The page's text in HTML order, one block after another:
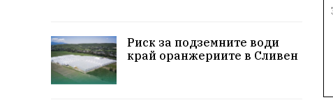
Риск за подземните води
край оранжериите в Сливен